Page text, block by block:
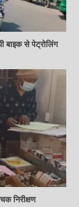
बाइक से पेट्रोलिंग
निरीक्षण